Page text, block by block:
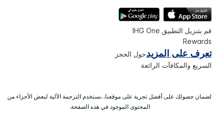
قم بتنزيل التطبيق IHG One
Rewards
تعرف على المزيدحول الحجز
السريع والمكافآت الرائعة
لضمان حصولك على أفضل تجربة على موقعنا، نستخدم الترجمة الآلية لبعض الأجزاء من
المحتوى الموجود في هذه الصفحة.